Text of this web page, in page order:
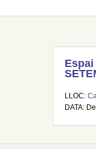
LLOC:
DATA: